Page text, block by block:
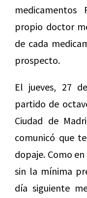
propio doctor
de cada
prospecto.
El jueves, 27
partido de
Ciudad de
comunicó que
dopaje. Como
sin la mínima
día siguiente